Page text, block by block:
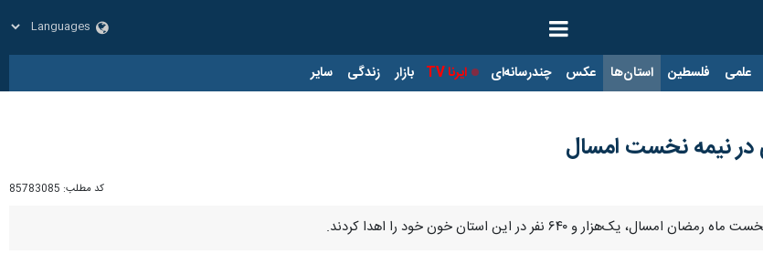
علمی فلسطین استان‌ها عکس چندرسانه‌ای ایرنا TV بازار زندگی سایر
کد مطلب: 85783085
و ۶۴۰ نفر در این استان خون خود را اهدا کردند.